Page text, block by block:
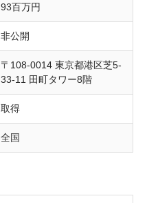
93百万円
非公開
〒108-0014 東京都港区芝5-
33-11 田町タワー8階
取得
全国